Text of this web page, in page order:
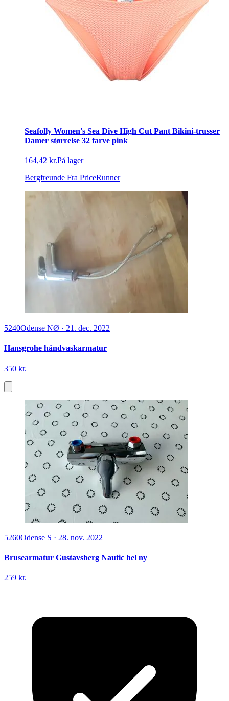
Seafolly Women's Sea Dive High Cut Pant Bikini-trusser
Damer størrelse 32 farve pink
164,42 kr.På lager
Bergfreunde Fra PriceRunner
5240Odense NØ · 21. dec. 2022
Hansgrohe håndvaskarmatur
350 kr.
5260Odense S · 28. nov. 2022
Brusearmatur Gustavsberg Nautic hel ny
259 kr.